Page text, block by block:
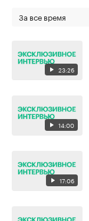
За все время
23:26
14:00
17:06